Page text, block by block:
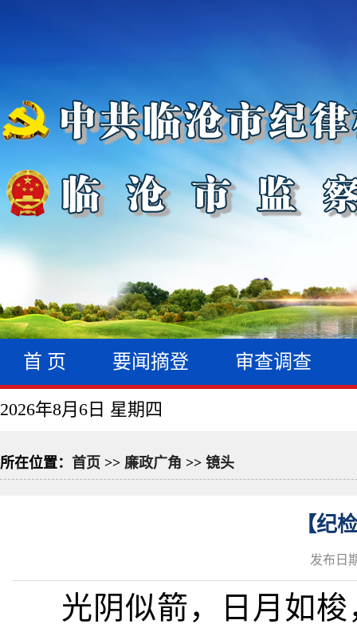
首 页 要闻摘登 审查调查
2026年8月6日 星期四
所在位置： 首页 >> 廉政广角 >> 镜头
【纪
发布日
光阴似箭，日月如